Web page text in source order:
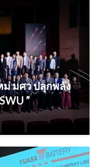
ม่ มศว ปลุกพลัง
”